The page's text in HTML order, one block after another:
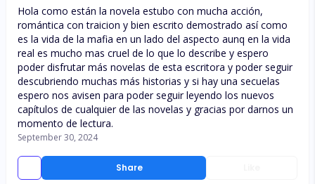
Share
Hola como están la novela estubo con mucha acción,
romántica con traicion y bien escrito demostrado así como
es la vida de la mafia en un lado del aspecto aunq en la vida
real es mucho mas cruel de lo que lo describe y espero
poder disfrutar más novelas de esta escritora y poder seguir
descubriendo muchas más historias y si hay una secuelas
espero nos avisen para poder seguir leyendo los nuevos
capítulos de cualquier de las novelas y gracias por darnos un
momento de lectura.
September 30, 2024